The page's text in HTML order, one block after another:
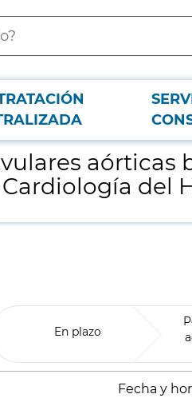
transcatéter con destino al
del
En plazo
Fecha y